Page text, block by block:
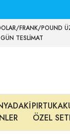
FRANK/POUND
TESLİMAT
ÖZEL